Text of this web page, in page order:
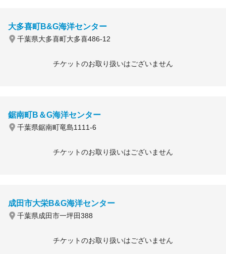
大多喜町B&G海洋センター
千葉県大多喜町大多喜486-12
チケットのお取り扱いはございません
鋸南町B＆G海洋センター
千葉県鋸南町竜島1111-6
チケットのお取り扱いはございません
成田市大栄B&G海洋センター
千葉県成田市一坪田388
チケットのお取り扱いはございません